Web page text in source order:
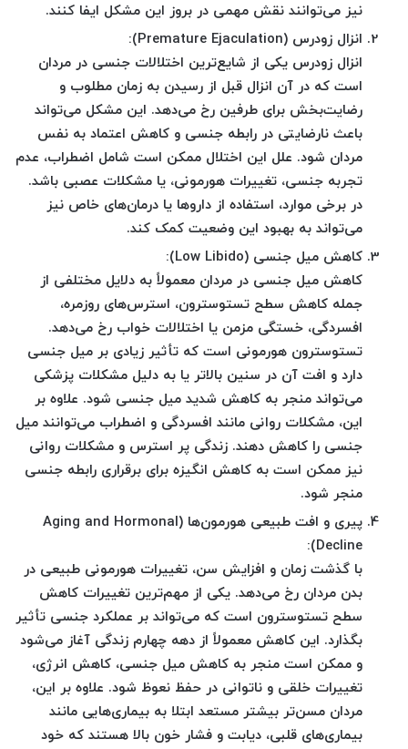
نیز می‌توانند نقش مهمی در بروز این مشکل ایفا کنند.
انزال زودرس (Premature Ejaculation):
انزال زودرس یکی از شایع‌ترین اختلالات جنسی در مردان
است که در آن انزال قبل از رسیدن به زمان مطلوب و
رضایت‌بخش برای طرفین رخ می‌دهد. این مشکل می‌تواند
باعث نارضایتی در رابطه جنسی و کاهش اعتماد به نفس
مردان شود. علل این اختلال ممکن است شامل اضطراب، عدم
تجربه جنسی، تغییرات هورمونی، یا مشکلات عصبی باشد.
در برخی موارد، استفاده از داروها یا درمان‌های خاص نیز
می‌تواند به بهبود این وضعیت کمک کند.
کاهش میل جنسی (Low Libido):
کاهش میل جنسی در مردان معمولاً به دلایل مختلفی از
جمله کاهش سطح تستوسترون، استرس‌های روزمره،
افسردگی، خستگی مزمن یا اختلالات خواب رخ می‌دهد.
تستوسترون هورمونی است که تأثیر زیادی بر میل جنسی
دارد و افت آن در سنین بالاتر یا به دلیل مشکلات پزشکی
می‌تواند منجر به کاهش شدید میل جنسی شود. علاوه بر
این، مشکلات روانی مانند افسردگی و اضطراب می‌توانند میل
جنسی را کاهش دهند. زندگی پر استرس و مشکلات روانی
نیز ممکن است به کاهش انگیزه برای برقراری رابطه جنسی
منجر شود.
پیری و افت طبیعی هورمون‌ها (Aging and Hormonal
Decline):
با گذشت زمان و افزایش سن، تغییرات هورمونی طبیعی در
بدن مردان رخ می‌دهد. یکی از مهم‌ترین تغییرات کاهش
سطح تستوسترون است که می‌تواند بر عملکرد جنسی تأثیر
بگذارد. این کاهش معمولاً از دهه چهارم زندگی آغاز می‌شود
و ممکن است منجر به کاهش میل جنسی، کاهش انرژی،
تغییرات خلقی و ناتوانی در حفظ نعوظ شود. علاوه بر این،
مردان مسن‌تر بیشتر مستعد ابتلا به بیماری‌هایی مانند
بیماری‌های قلبی، دیابت و فشار خون بالا هستند که خود